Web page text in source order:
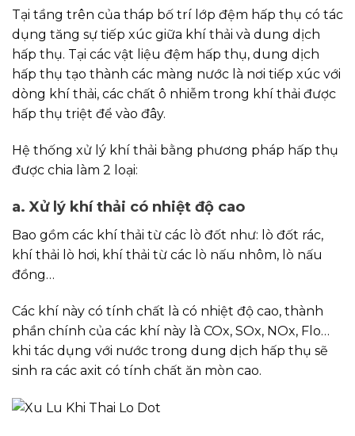
Tại tầng trên của tháp bố trí lớp đệm hấp thụ có tác
dụng tăng sự tiếp xúc giữa khí thải và dung dịch
hấp thụ. Tại các vật liệu đệm hấp thụ, dung dịch
hấp thụ tạo thành các màng nước là nơi tiếp xúc với
dòng khí thải, các chất ô nhiễm trong khí thải được
hấp thụ triệt để vào đây.
Hệ thống xử lý khí thải bằng phương pháp hấp thụ
được chia làm 2 loại:
a. Xử lý khí thải có nhiệt độ cao
Bao gồm các khí thải từ các lò đốt như: lò đốt rác,
khí thải lò hơi, khí thải từ các lò nấu nhôm, lò nấu
đồng…
Các khí này có tính chất là có nhiệt độ cao, thành
phần chính của các khí này là COx, SOx, NOx, Flo…
khi tác dụng với nước trong dung dịch hấp thụ sẽ
sinh ra các axit có tính chất ăn mòn cao.